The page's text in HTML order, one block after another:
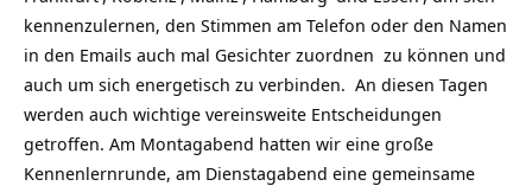
kennenzulernen, den Stimmen am Telefon oder den Namen
in den Emails auch mal Gesichter zuordnen zu können und
auch um sich energetisch zu verbinden. An diesen Tagen
werden auch wichtige vereinsweite Entscheidungen
getroffen. Am Montagabend hatten wir eine große
Kennenlernrunde, am Dienstagabend eine gemeinsame